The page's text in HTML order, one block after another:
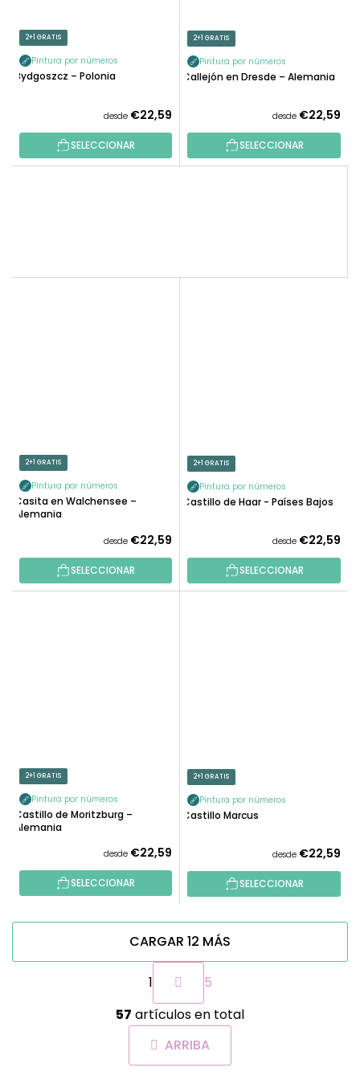
2+1 GRATIS
Pintura por números
Bydgoszcz – Polonia
desde €22,59
SELECCIONAR
2+1 GRATIS
Pintura por números
Callejón en Dresde – Alemania
desde €22,59
SELECCIONAR
2+1 GRATIS
Pintura por números
Casita en Walchensee –
Alemania
desde €22,59
SELECCIONAR
2+1 GRATIS
Pintura por números
Castillo de Haar - Países Bajos
desde €22,59
SELECCIONAR
2+1 GRATIS
Pintura por números
Castillo de Moritzburg –
Alemania
desde €22,59
SELECCIONAR
2+1 GRATIS
Pintura por números
Castillo Marcus
desde €22,59
SELECCIONAR
C
o
n
t
r
CARGAR 12 MÁS
P
a
g
i
n
a
c
1
5
57 artículos en total
ARRIBA